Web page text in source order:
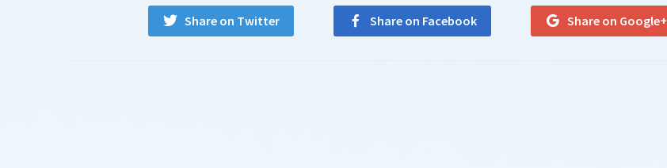
Share on Twitter Share on Facebook Share on Google+